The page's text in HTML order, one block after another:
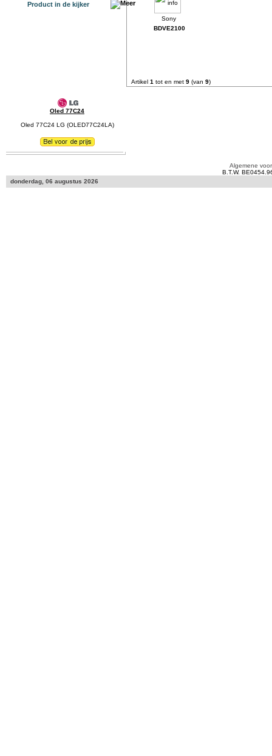
Product in de kijker
Oled 77C24
Oled 77C24 LG (OLED77C24LA)
BDVE2100
Artikel 1 tot en met 9 (van 9)
Algemene
B.T.W.
donderdag, 06 augustus 2026